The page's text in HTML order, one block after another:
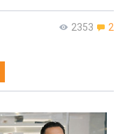
2353 2